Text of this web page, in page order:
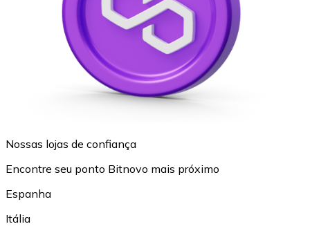
Nossas lojas de confiança
Encontre seu ponto Bitnovo mais próximo
Espanha
Itália